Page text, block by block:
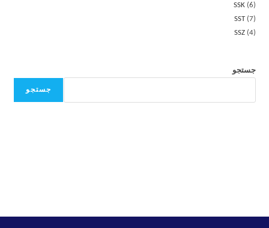
SSK 6
SST 7
SSZ 4
جستجو
جستجو